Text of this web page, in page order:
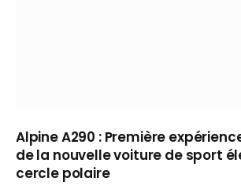
Alpine A290 : Première
de la nouvelle voiture de sport
cercle polaire